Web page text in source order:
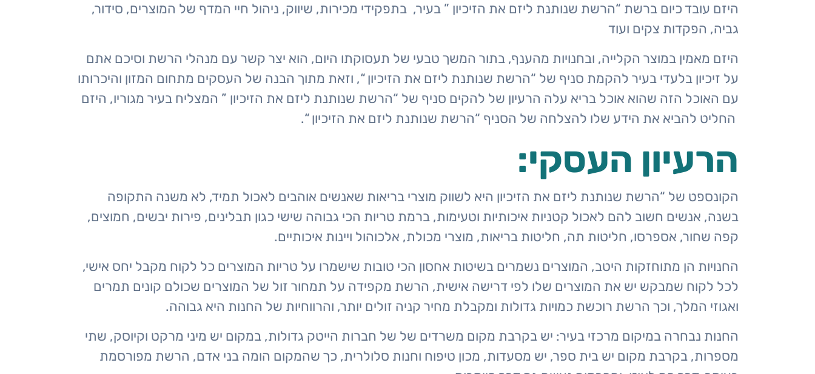
פארק
חיפה,
מגדל
אלקטרה
תל אביב
050-762-7623
היזם עובד כיום ברשת “הרשת שנותנת ליזם את הזיכיון ” בעיר, בתפקידי מכירות, שיווק, ניהול חיי המדף של המוצרים, סידור,
גביה, הפקדות צקים ועוד
היזם מאמין במוצר הקלייה, ובחנויות מהענף, בתור המשך טבעי של תעסוקתו היום, הוא יצר קשר עם מנהלי הרשת וסיכם אתם
על זיכיון בלעדי בעיר להקמת סניף של “הרשת שנותנת ליזם את הזיכיון “, וזאת מתוך הבנה של העסקים מתחום המזון והיכרותו
עם האוכל הזה שהוא אוכל בריא עלה הרעיון של להקים סניף של “הרשת שנותנת ליזם את הזיכיון ” המצליח בעיר מגוריו, היזם
החליט להביא את הידע שלו להצלחה של הסניף “הרשת שנותנת ליזם את הזיכיון “.
הרעיון העסקי:
הקונספט של “הרשת שנותנת ליזם את הזיכיון היא לשווק מוצרי בריאות שאנשים אוהבים לאכול תמיד, לא משנה התקופה
בשנה, אנשים חשוב להם לאכול קטניות איכותיות וטעימות, ברמת טריות הכי גבוהה שישי כגון תבלינים, פירות יבשים, חמוצים,
קפה שחור, אספרסו, חליטות תה, חליטות בריאות, מוצרי מכולת, אלכוהול ויינות איכותיים.
החנויות הן מתוחזקות היטב, המוצרים נשמרים בשיטות אחסון הכי טובות שישמרו על טריות המוצרים כל לקוח מקבל יחס אישי,
לכל לקוח שמבקש יש את המוצרים שלו לפי דרישה אישית, הרשת מקפידה על תמחור זול של המוצרים שכולם קונים תמרים
ואגוזי המלך, וכך הרשת רוכשת כמויות גדולות ומקבלת מחיר קניה זולים יותר, והרווחיות של החנות היא גבוהה.
החנות נבחרה במיקום מרכזי בעיר: יש בקרבת מקום משרדים של של חברות הייטק גדולות, במקום יש מיני מרקט וקיוסק, שתי
מספרות, בקרבת מקום יש בית ספר, יש מסעדות, מכון טיפוח וחנות סלולרית, כך שהמקום הומה בני אדם, הרשת מפורסמת